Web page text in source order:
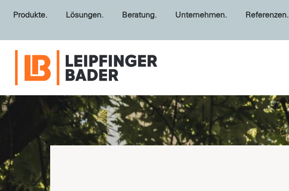
Produkte. Lösungen. Beratung. Unternehmen. Referenzen.